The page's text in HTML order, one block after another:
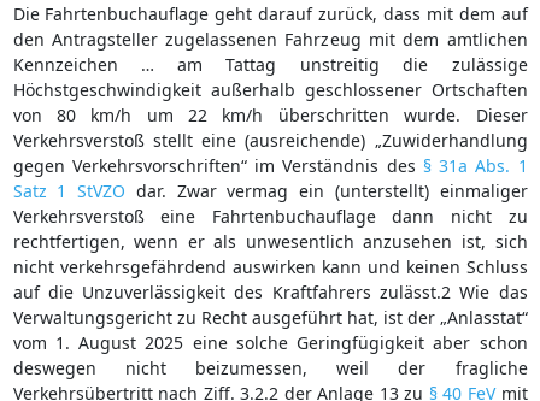
Die Fahrtenbuchauflage geht darauf zurück, dass mit dem auf
den Antragsteller zugelassenen Fahrzeug mit dem amtlichen
Kennzeichen … am Tattag unstreitig die zulässige
Höchstgeschwindigkeit außerhalb geschlossener Ortschaften
von 80 km/h um 22 km/h überschritten wurde. Dieser
Verkehrsverstoß stellt eine (ausreichende) „Zuwiderhandlung
gegen Verkehrsvorschriften“ im Verständnis des § 31a Abs. 1
Satz 1 StVZO dar. Zwar vermag ein (unterstellt) einmaliger
Verkehrsverstoß eine Fahrtenbuchauflage dann nicht zu
rechtfertigen, wenn er als unwesentlich anzusehen ist, sich
nicht verkehrsgefährdend auswirken kann und keinen Schluss
auf die Unzuverlässigkeit des Kraftfahrers zulässt.2 Wie das
Verwaltungsgericht zu Recht ausgeführt hat, ist der „Anlasstat“
vom 1. August 2025 eine solche Geringfügigkeit aber schon
deswegen nicht beizumessen, weil der fragliche
Verkehrsübertritt nach Ziff. 3.2.2 der Anlage 13 zu § 40 FeVmit